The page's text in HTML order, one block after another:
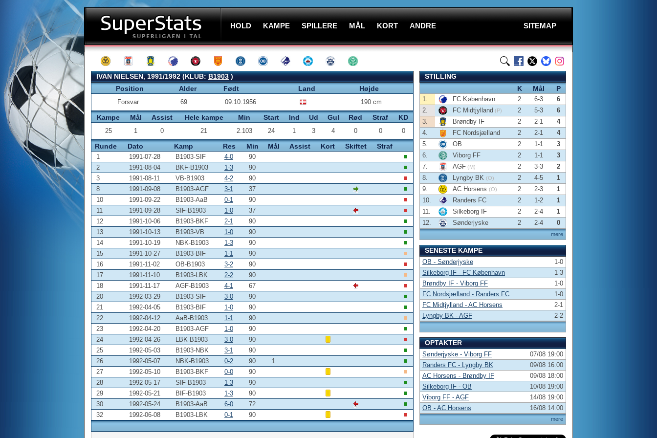
HOLD KAMPE SPILLERE MÅL KORT ANDRE SITEMAP
IVAN NIELSEN, 1991/1992 (KLUB:B1903)
Position
Alder Født Land Højde
Forsvar 69 09.10.1956 190 cm
Kampe Mål Assist Hele kampe Min Start Ind Ud Gul Rød Straf KD
25 1 0 21 2.103 24 1 3 4 0 0 0
Runde Dato Kamp Res Min Mål Assist Kort Skiftet Straf
1 1991-07-28 B1903-SIF 4-0
90
2
1991-08-04 BKF-B1903 1-3
90
3
1991-08-11 VB-B1903 4-2
90
8
1991-09-08 B1903-AGF 3-1
37
10
1991-09-22 B1903-AaB 0-1
90
11
1991-09-28 SIF-B1903 1-0
37
12
1991-10-06 B1903-BKF 2-1
90
13
1991-10-13 B1903-VB 1-0
90
14
1991-10-19 NBK-B1903 1-3
90
15
1991-10-27 B1903-BIF 1-1
90
16
1991-11-02 OB-B1903 3-2
90
17
1991-11-10 B1903-LBK 2-2
90
18
1991-11-17 AGF-B1903 4-1
67
20
1992-03-29 B1903-SIF 3-0
90
21
1992-04-05 B1903-BIF 1-0
90
22
1992-04-12 AaB-B1903 1-1
90
23
1992-04-20 B1903-AGF 1-0
90
24
1992-04-26 LBK-B1903 3-0
90
25
1992-05-03 B1903-NBK 3-1
90
26
1992-05-07 NBK-B1903 0-2 90
1
27
1992-05-10 B1903-BKF 0-0
90
28
1992-05-17 SIF-B1903 1-3
90
29
1992-05-21 BIF-B1903 1-3
90
30
1992-05-24 B1903-AaB 6-0
72
32
1992-06-08 B1903-LBK 0-1 90
STILLING
K
Mål P
mere
1. FC København 2 6-3
6
2.
FC Midtjylland (P) 2 5-3
6
3.
Brøndby IF 2 2-1
4
4.
FC Nordsjælland 2 2-1
4
5.
OB 2 1-1
3
6.
Viborg FF 2 1-1
3
7.
AGF (M) 2 3-3
2
8.
Lyngby BK (O) 2 4-5
1
9.
AC Horsens (O) 2 2-3
1
10.
Randers FC 2 1-2
1
11.
Silkeborg IF 2 2-4
1
12.
Sønderjyske 2 2-4 0
SENESTE KAMPE
OB - Sønderjyske
1-0
Silkeborg IF - FC København
1-3
Brøndby IF - Viborg FF
1-0
FC Nordsjælland - Randers FC
1-0
FC Midtjylland - AC Horsens
2-1
Lyngby BK - AGF
2-2
OPTAKTER
mere
Sønderjyske - Viborg FF
07/08 19:00
Randers FC - Lyngby BK
09/08 16:00
AC Horsens - Brøndby IF
09/08 18:00
Silkeborg IF - OB
10/08 19:00
Viborg FF - AGF
14/08 19:00
OB - AC Horsens
16/08 14:00